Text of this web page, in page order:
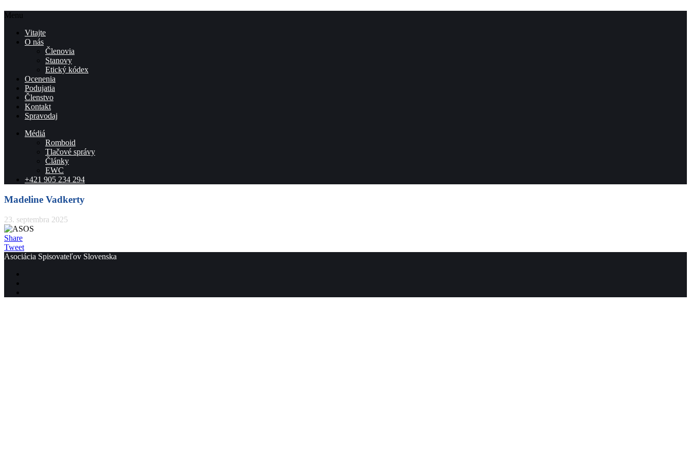
Menu
Vitajte
O nás
Členovia
Stanovy
Etický kódex
Ocenenia
Podujatia
Členstvo
Kontakt
Spravodaj
Médiá
Romboid
Tlačové správy
Články
EWC
+421 905 234 294
Madeline Vadkerty
23. septembra 2025
Share
Tweet
Asociácia Spisovateľov Slovenska